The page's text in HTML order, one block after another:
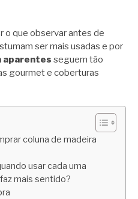
o que observar antes de
ser mais usadas e por
aparentes seguem tão
gourmet e coberturas
coluna de madeira
usar cada uma
mais sentido?